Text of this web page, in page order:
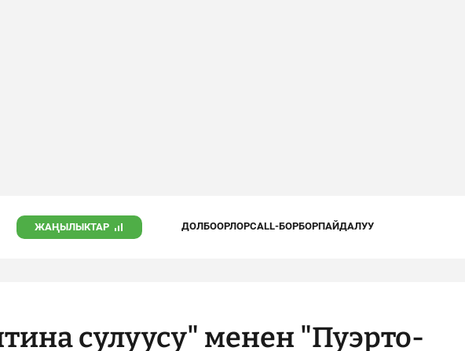
ЖАҢЫЛЫКТАР ДОЛБООРЛОРCALL-БОРБОРПАЙДАЛУУ
сулуусу" менен "Пуэрто-